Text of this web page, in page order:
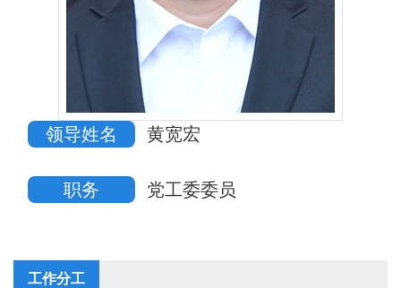
领导姓名 黄宽宏
职务 党工委委员
工作分工